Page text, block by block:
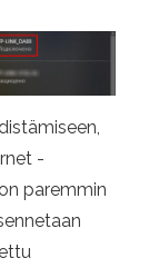
-
paremmin